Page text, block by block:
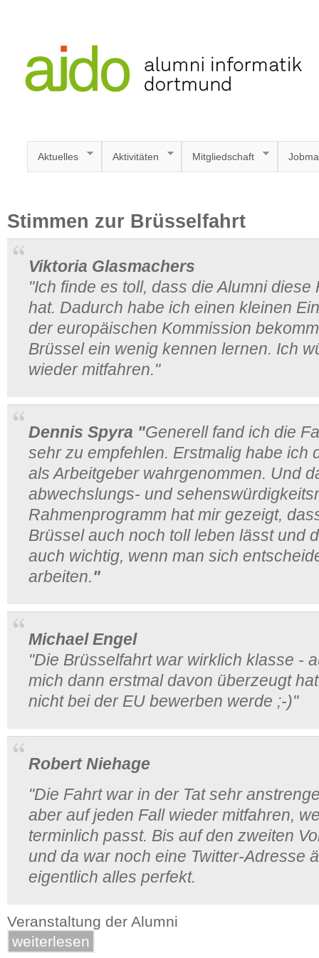
Aktuelles Aktivitäten Mitgliedschaft
Stimmen zur Brüsselfahrt
Viktoria Glasmachers
"Ich finde es toll, dass die Alumni diese
hat. Dadurch habe ich einen kleinen
der europäischen Kommission
Brüssel ein wenig kennen lernen. Ich
wieder mitfahren."
Dennis Spyra "Generell fand ich die
sehr zu empfehlen. Erstmalig habe ich
als Arbeitgeber wahrgenommen. Und
abwechslungs- und
Rahmenprogramm hat mir gezeigt,
Brüssel auch noch toll leben lässt und
auch wichtig, wenn man sich
arbeiten."
Michael Engel
"Die Brüsselfahrt war wirklich klasse -
mich dann erstmal davon überzeugt
nicht bei der EU bewerben werde ;-)"
Robert Niehage
"Die Fahrt war in der Tat sehr
aber auf jeden Fall wieder mitfahren,
terminlich passt. Bis auf den zweiten
und da war noch eine Twitter-Adresse
eigentlich alles perfekt.
Veranstaltung der Alumni
weiterlesen